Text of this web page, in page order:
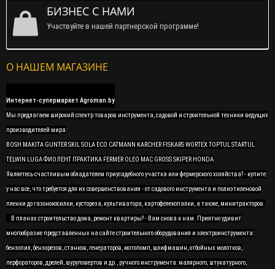
БИЗНЕС С НАМИ
Участвуйте в нашей партнерской программе!
О НАШЕМ МАГАЗИНЕ
Интернет-супермаркет Agroman.by
Мы предлагаем широкий спектр товаров инструмента, садовой и строительной техники ведущих
производителей мира:
BOSH MAKITA GUNTER SKIL SOLA ECO CATMANN KARCHER FISKARS WORTEX TOPTUL STARTUL
TELWIN LUGA ФИОЛЕНТ ПРАКТИКА FERMER OLEO MAC GROSS SKIPER HONDA
Являетесь счастливым обладателем приусадебного участка или фермерского хозяйства? - купите
у нас все, что требуется для их совершенствования - от садового инструмента и полиэтиленовой
пленки до газонокосилки, кустореза, культиватора, картофелекопалки, а также, минитракторов.
В планах строительство дома, ремонт квартиры? - Вам снова к нам. Приятно удивит
многообразие представленных на сайте строительного оборудования и электроинструмента:
бензопил, бензорезов, станков, генераторов, мотопомп, шлифмашин, отбойных молотков,
перфораторов, дрелей, шуруповертов и др., ручного инструмента: малярного, штукатурного,